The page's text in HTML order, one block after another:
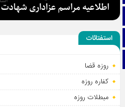
آپارات
اینستاگرام
اطلاعیه مراسم عزاداری
استفتائات
روزه قضا
کفاره روزه
مبطلات روزه